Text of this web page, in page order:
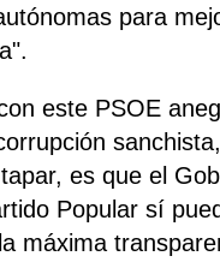
para
este PSOE
es que el
Popular sí
máxima